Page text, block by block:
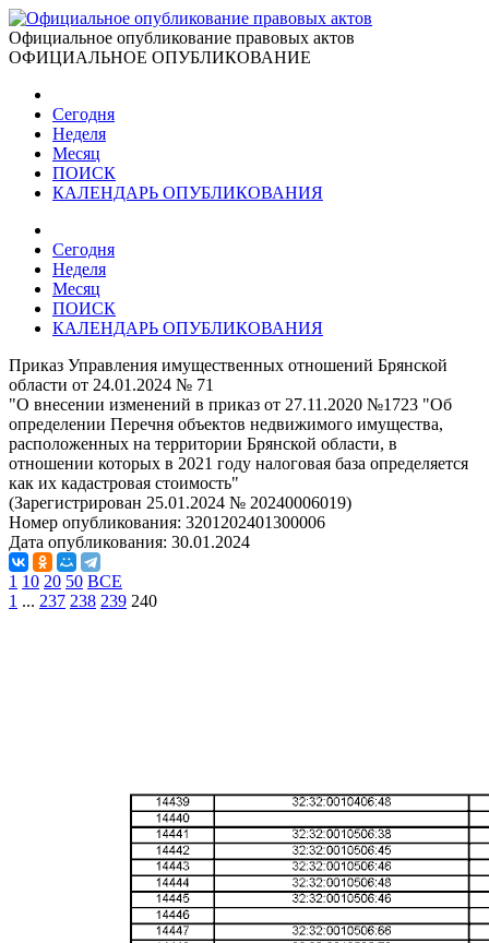
Официальное опубликование правовых актов
ОФИЦИАЛЬНОЕ ОПУБЛИКОВАНИЕ
Сегодня
Неделя
Месяц
ПОИСК
КАЛЕНДАРЬ ОПУБЛИКОВАНИЯ
Сегодня
Неделя
Месяц
ПОИСК
КАЛЕНДАРЬ ОПУБЛИКОВАНИЯ
Приказ Управления имущественных отношений Брянской
области от 24.01.2024 № 71
"О внесении изменений в приказ от 27.11.2020 №1723 "Об
определении Перечня объектов недвижимого имущества,
расположенных на территории Брянской области, в
отношении которых в 2021 году налоговая база определяется
как их кадастровая стоимость"
(Зарегистрирован 25.01.2024 № 20240006019)
Номер опубликования: 3201202401300006
Дата опубликования: 30.01.2024
1 10 20 50 ВСЕ
1 ... 237 238 239 240